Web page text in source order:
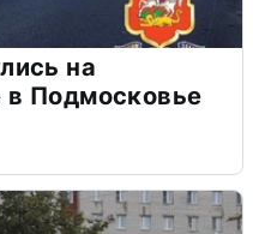
на
Подмосковье